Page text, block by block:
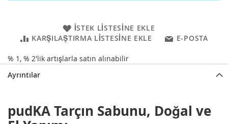
İSTEK LISTESINE EKLE
KARŞILAŞTIRMA LISTESINE EKLE
E-POSTA
% 1, % 2'lik artışlarla satın alınabilir
Ayrıntılar
pudKA Tarçın Sabunu, Doğal ve